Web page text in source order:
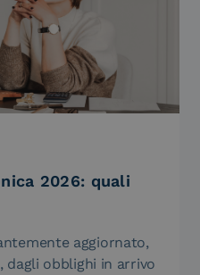
2026: quali
aggiornato,
obblighi in arrivo